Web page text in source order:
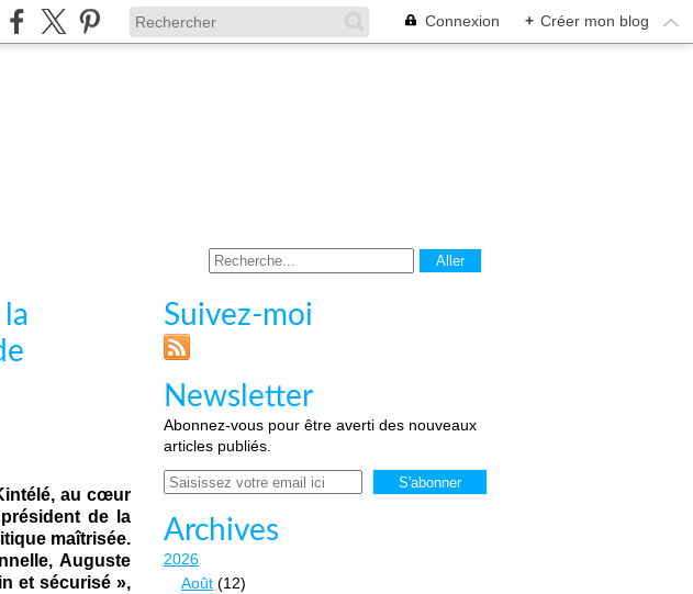
Connexion + Créer mon blog
au cœur
de la
maîtrisée.
Auguste
et sécurisé »,
Suivez-moi
Newsletter
Abonnez-vous pour être averti des nouveaux
articles publiés.
Email
Archives
2026
Août (12)